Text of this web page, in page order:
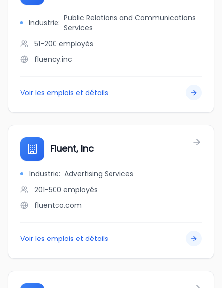
Industrie: Public Relations and Communications
Services
51-200 employés
fluency.inc
Voir les emplois et détails
Fluent, Inc
Industrie: Advertising Services
201-500 employés
fluentco.com
Voir les emplois et détails